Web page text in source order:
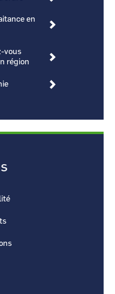
la Loire
en
vous
région